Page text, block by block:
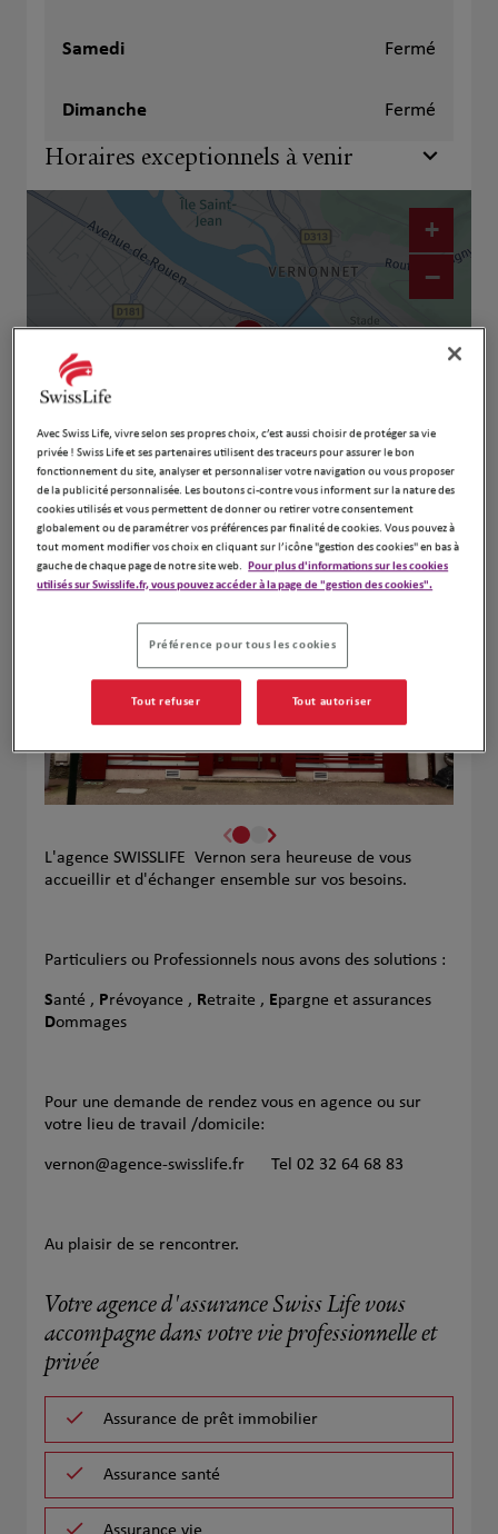
Samedi Fermé
Dimanche Fermé
Horaires exceptionnels à venir
+
−
Leaflet| Map ©2026HERE
Naviguer Itinéraire
L'agence SWISSLIFE Vernon sera heureuse de vous
accueillir et d'échanger ensemble sur vos besoins.
Particuliers ou Professionnels nous avons des solutions :
Santé , Prévoyance , Retraite , Epargne et assurances
Dommages
Pour une demande de rendez vous en agence ou sur
votre lieu de travail /domicile:
vernon@agence-swisslife.fr Tel 02 32 64 68 83
Au plaisir de se rencontrer.
Votre agence d'assurance Swiss Life vous
accompagne dans votre vie professionnelle et
privée
Assurance de prêt immobilier
Assurance santé
Assurance vie
Avec Swiss Life, vivre selon ses propres choix, c’est aussi choisir de protéger sa vie
privée ! Swiss Life et ses partenaires utilisent des traceurs pour assurer le bon
fonctionnement du site, analyser et personnaliser votre navigation ou vous proposer
de la publicité personnalisée. Les boutons ci-contre vous informent sur la nature des
cookies utilisés et vous permettent de donner ou retirer votre consentement
globalement ou de paramétrer vos préférences par finalité de cookies. Vous pouvez à
tout moment modifier vos choix en cliquant sur l’icône "gestion des cookies" en bas à
gauche de chaque page de notre site web. Pour plus d'informations sur les cookies
utilisés sur Swisslife.fr, vous pouvez accéder à la page de "gestion des cookies".
Préférence pour tous les cookies
Tout refuser Tout autoriser